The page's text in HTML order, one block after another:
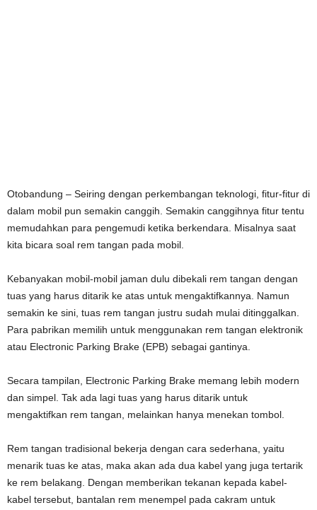
Otobandung – Seiring dengan perkembangan teknologi, fitur-fitur di
dalam mobil pun semakin canggih. Semakin canggihnya fitur tentu
memudahkan para pengemudi ketika berkendara. Misalnya saat
kita bicara soal rem tangan pada mobil.
Kebanyakan mobil-mobil jaman dulu dibekali rem tangan dengan
tuas yang harus ditarik ke atas untuk mengaktifkannya. Namun
semakin ke sini, tuas rem tangan justru sudah mulai ditinggalkan.
Para pabrikan memilih untuk menggunakan rem tangan elektronik
atau Electronic Parking Brake (EPB) sebagai gantinya.
Secara tampilan, Electronic Parking Brake memang lebih modern
dan simpel. Tak ada lagi tuas yang harus ditarik untuk
mengaktifkan rem tangan, melainkan hanya menekan tombol.
Rem tangan tradisional bekerja dengan cara sederhana, yaitu
menarik tuas ke atas, maka akan ada dua kabel yang juga tertarik
ke rem belakang. Dengan memberikan tekanan kepada kabel-
kabel tersebut, bantalan rem menempel pada cakram untuk